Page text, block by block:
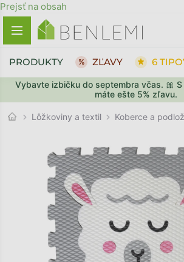
Prejsť na obsah
Vybavte izbičku do septembra včas. 🎀 S
máte ešte 5% zľavu.
PRODUKTY ZĽAVY 6
Lôžkoviny a textil Koberce a
SPÄŤ DO OBCHODU
SPÄŤ DO OBCHODU